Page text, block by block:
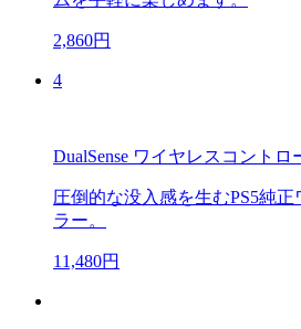
2,860円
4
DualSense ワイヤレスコントロ
圧倒的な没入感を生むPS5純
ラー。
11,480円